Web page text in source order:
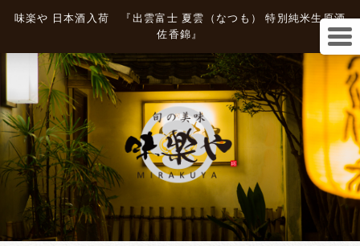
味楽や 日本酒入荷 『出雲富士 夏雲（なつも） 特別純米生原酒
佐香錦』